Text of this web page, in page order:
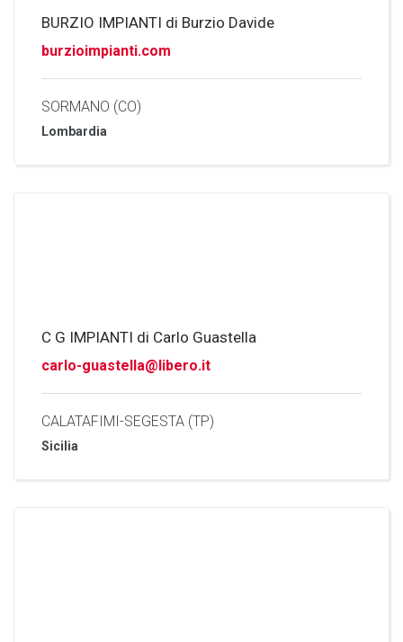
BURZIO IMPIANTI di Burzio Davide
burzioimpianti.com
SORMANO (CO)
Lombardia
C G IMPIANTI di Carlo Guastella
carlo-guastella@libero.it
CALATAFIMI-SEGESTA (TP)
Sicilia